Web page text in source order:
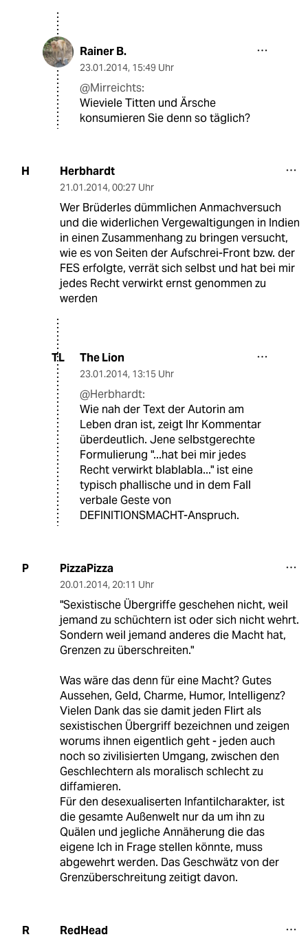
Rainer B.
23.01.2014, 15:49 Uhr
@Mirreichts:
Wieviele Titten und Ärsche
konsumieren Sie denn so täglich?
H Herbhardt
21.01.2014, 00:27 Uhr
Wer Brüderles dümmlichen Anmachversuch
und die widerlichen Vergewaltigungen in Indien
in einen Zusammenhang zu bringen versucht,
wie es von Seiten der Aufschrei-Front bzw. der
FES erfolgte, verrät sich selbst und hat bei mir
jedes Recht verwirkt ernst genommen zu
werden
TL The Lion
23.01.2014, 13:15 Uhr
@Herbhardt:
Wie nah der Text der Autorin am
Leben dran ist, zeigt Ihr Kommentar
überdeutlich. Jene selbstgerechte
Formulierung "...hat bei mir jedes
Recht verwirkt blablabla..." ist eine
typisch phallische und in dem Fall
verbale Geste von
DEFINITIONSMACHT-Anspruch.
P PizzaPizza
20.01.2014, 20:11 Uhr
"Sexistische Übergriffe geschehen nicht, weil
jemand zu schüchtern ist oder sich nicht wehrt.
Sondern weil jemand anderes die Macht hat,
Grenzen zu überschreiten."
Was wäre das denn für eine Macht? Gutes
Aussehen, Geld, Charme, Humor, Intelligenz?
Vielen Dank das sie damit jeden Flirt als
sexistischen Übergriff bezeichnen und zeigen
worums ihnen eigentlich geht - jeden auch
noch so zivilisierten Umgang, zwischen den
Geschlechtern als moralisch schlecht zu
diffamieren.
Für den desexualiserten Infantilcharakter, ist
die gesamte Außenwelt nur da um ihn zu
Quälen und jegliche Annäherung die das
eigene Ich in Frage stellen könnte, muss
abgewehrt werden. Das Geschwätz von der
Grenzüberschreitung zeitigt davon.
R RedHead